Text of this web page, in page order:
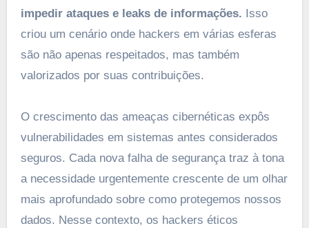
impedir ataques e leaks de informações. Isso
criou um cenário onde hackers em várias esferas
são não apenas respeitados, mas também
valorizados por suas contribuições.
O crescimento das ameaças cibernéticas expôs
vulnerabilidades em sistemas antes considerados
seguros. Cada nova falha de segurança traz à tona
a necessidade urgentemente crescente de um olhar
mais aprofundado sobre como protegemos nossos
dados. Nesse contexto, os hackers éticos